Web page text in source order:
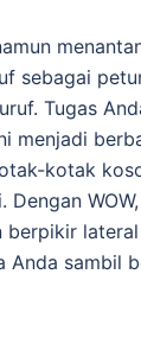
sebagai
Tugas
menjadi
kotak
Dengan
berpikir
Anda sambil